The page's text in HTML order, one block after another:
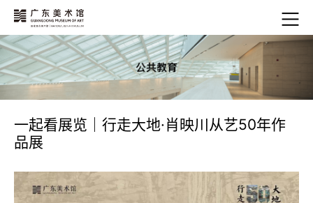
一起看展览｜行走大地·肖映川从艺50年作
品展